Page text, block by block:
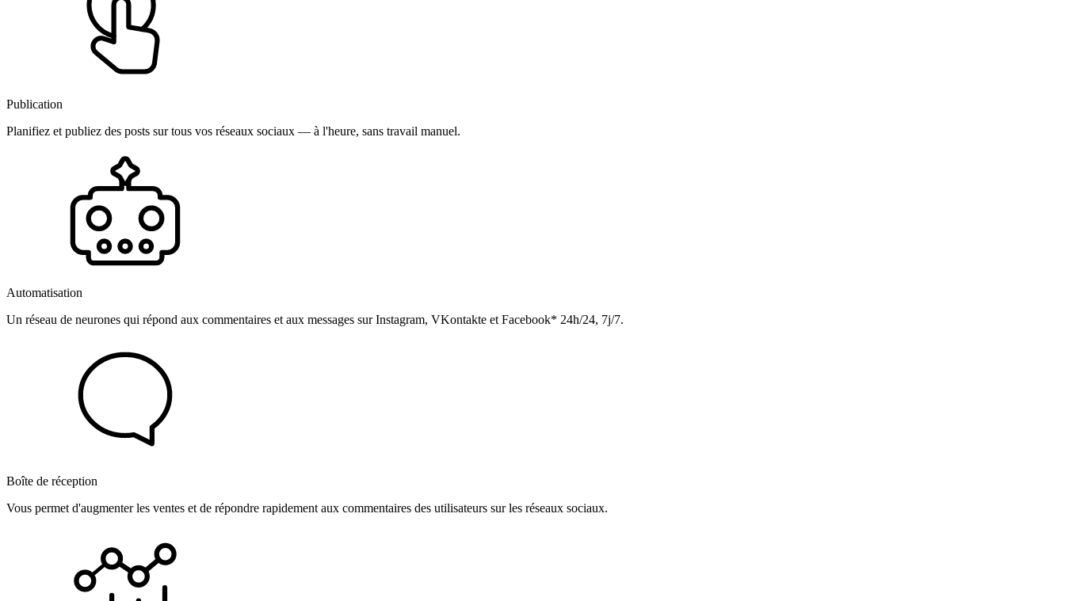
Publication
Planifiez et publiez des posts sur tous vos réseaux sociaux — à l'heure, sans travail manuel.
Automatisation
Un réseau de neurones qui répond aux commentaires et aux messages sur Instagram, VKontakte et Facebook* 24h/24, 7j/7.
Boîte de réception
Vous permet d'augmenter les ventes et de répondre rapidement aux commentaires des utilisateurs sur les réseaux sociaux.